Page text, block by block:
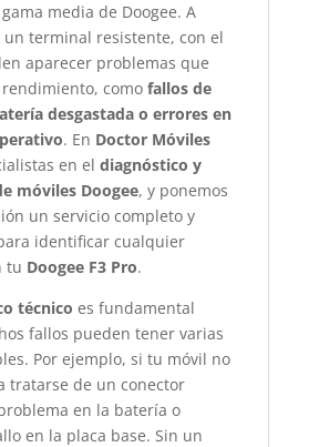
media de Doogee. A
un terminal resistente, con el
aparecer problemas que
como fallos de
desgastada o errores en
. En Doctor Móviles
en el diagnóstico y
móviles Doogee, y ponemos
un servicio completo y
identificar cualquier
tu Doogee F3 Pro.
técnico es fundamental
fallos pueden tener varias
Por ejemplo, si tu móvil no
tratarse de un conector
en la batería o
en la placa base. Sin un